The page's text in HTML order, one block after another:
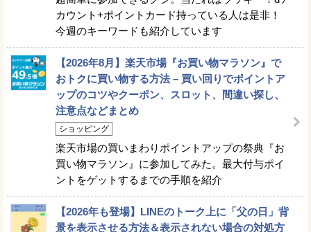
カウント+ポイントカード持っている人は是非！
今週のキーワードも紹介しています
【2026年8月】楽天市場『お買い物マラソン』で
おトクに買い物する方法 – 買い回りでポイントア
ップのコツやクーポン、スロット、間違い探し、
注意点などまとめ
ショッピング
楽天市場の買いまわりポイントアップの祭典『お
買い物マラソン』に参加してみた。最大付与ポイ
ントをゲットするまでの手順を紹介
【2026年も登場】LINEのトーク上に「父の日」背
景を表示させる方法＆表示されない場合の対処方